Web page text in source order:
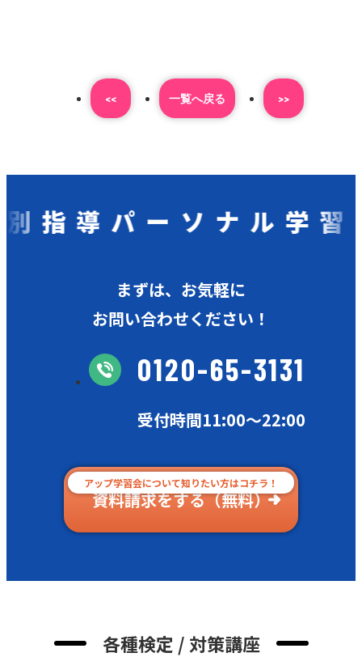
<< ⼀覧へ戻る >>
導パーソナル学習会
まずは、お気軽に
お問い合わせください！
0120-65-3131
受付時間11:00〜22:00
アップ学習会について知りたい方はコチラ！
資料請求をする（無料）
各種検定 / 対策講座